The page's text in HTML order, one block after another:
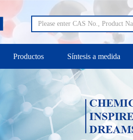
Productos Síntesis a medida